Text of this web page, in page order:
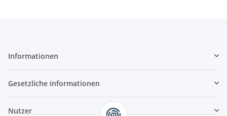
Informationen
Gesetzliche Informationen
Nutzer